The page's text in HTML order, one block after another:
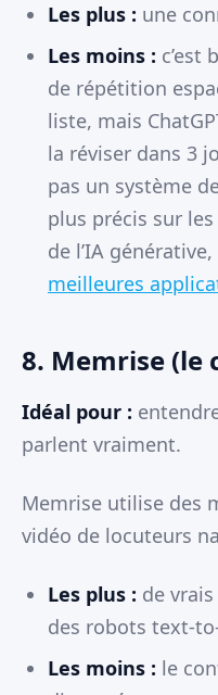
Les plus : une
Les moins : c’est
de répétition
liste, mais
la réviser dans 3
pas un système
plus précis sur
de l’IA
meilleures
8. Memrise (le
Idéal pour :
parlent vraiment.
Memrise utilise des
vidéo de locuteurs
Les plus : de
des robots text-
Les moins : le